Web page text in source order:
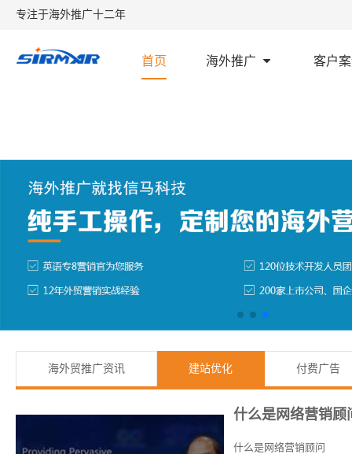
专注于海外推广十二年
首页 海外推广 客户
海外贸推广资讯 建站优化 付费广告
什么是网络营销顾
什么是网络营销顾问